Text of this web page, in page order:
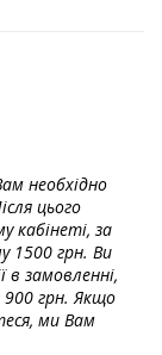
необхідно
цього
кабінеті, за
1500 грн. Ви
в замовленні,
грн. Якщо
ми Вам